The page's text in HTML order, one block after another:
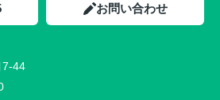
お問い合わせ
7-44